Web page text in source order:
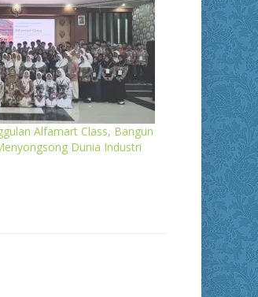
Alfamart Class, Bangun
Dunia Industri